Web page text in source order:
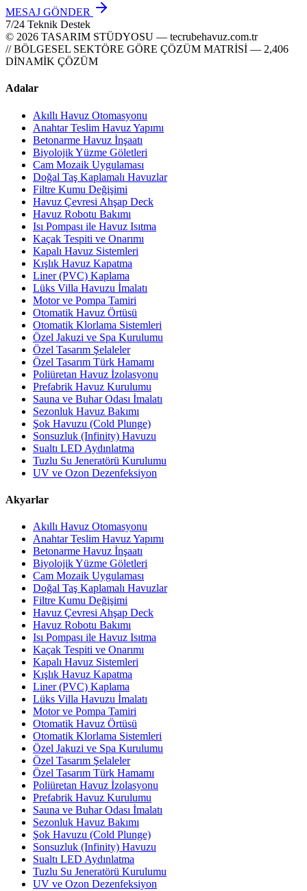
MESAJ GÖNDER
7/24 Teknik Destek
© 2026 TASARIM STÜDYOSU — tecrubehavuz.com.tr
// BÖLGESEL SEKTÖRE GÖRE ÇÖZÜM MATRİSİ — 2,406
DİNAMİK ÇÖZÜM
Adalar
Akıllı Havuz Otomasyonu
Anahtar Teslim Havuz Yapımı
Betonarme Havuz İnşaatı
Biyolojik Yüzme Göletleri
Cam Mozaik Uygulaması
Doğal Taş Kaplamalı Havuzlar
Filtre Kumu Değişimi
Havuz Çevresi Ahşap Deck
Havuz Robotu Bakımı
Isı Pompası ile Havuz Isıtma
Kaçak Tespiti ve Onarımı
Kapalı Havuz Sistemleri
Kışlık Havuz Kapatma
Liner (PVC) Kaplama
Lüks Villa Havuzu İmalatı
Motor ve Pompa Tamiri
Otomatik Havuz Örtüsü
Otomatik Klorlama Sistemleri
Özel Jakuzi ve Spa Kurulumu
Özel Tasarım Şelaleler
Özel Tasarım Türk Hamamı
Poliüretan Havuz İzolasyonu
Prefabrik Havuz Kurulumu
Sauna ve Buhar Odası İmalatı
Sezonluk Havuz Bakımı
Şok Havuzu (Cold Plunge)
Sonsuzluk (Infinity) Havuzu
Sualtı LED Aydınlatma
Tuzlu Su Jeneratörü Kurulumu
UV ve Ozon Dezenfeksiyon
Akyarlar
Akıllı Havuz Otomasyonu
Anahtar Teslim Havuz Yapımı
Betonarme Havuz İnşaatı
Biyolojik Yüzme Göletleri
Cam Mozaik Uygulaması
Doğal Taş Kaplamalı Havuzlar
Filtre Kumu Değişimi
Havuz Çevresi Ahşap Deck
Havuz Robotu Bakımı
Isı Pompası ile Havuz Isıtma
Kaçak Tespiti ve Onarımı
Kapalı Havuz Sistemleri
Kışlık Havuz Kapatma
Liner (PVC) Kaplama
Lüks Villa Havuzu İmalatı
Motor ve Pompa Tamiri
Otomatik Havuz Örtüsü
Otomatik Klorlama Sistemleri
Özel Jakuzi ve Spa Kurulumu
Özel Tasarım Şelaleler
Özel Tasarım Türk Hamamı
Poliüretan Havuz İzolasyonu
Prefabrik Havuz Kurulumu
Sauna ve Buhar Odası İmalatı
Sezonluk Havuz Bakımı
Şok Havuzu (Cold Plunge)
Sonsuzluk (Infinity) Havuzu
Sualtı LED Aydınlatma
Tuzlu Su Jeneratörü Kurulumu
UV ve Ozon Dezenfeksiyon